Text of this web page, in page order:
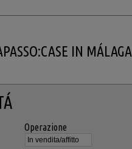
IN MÁLAGA
Operazione